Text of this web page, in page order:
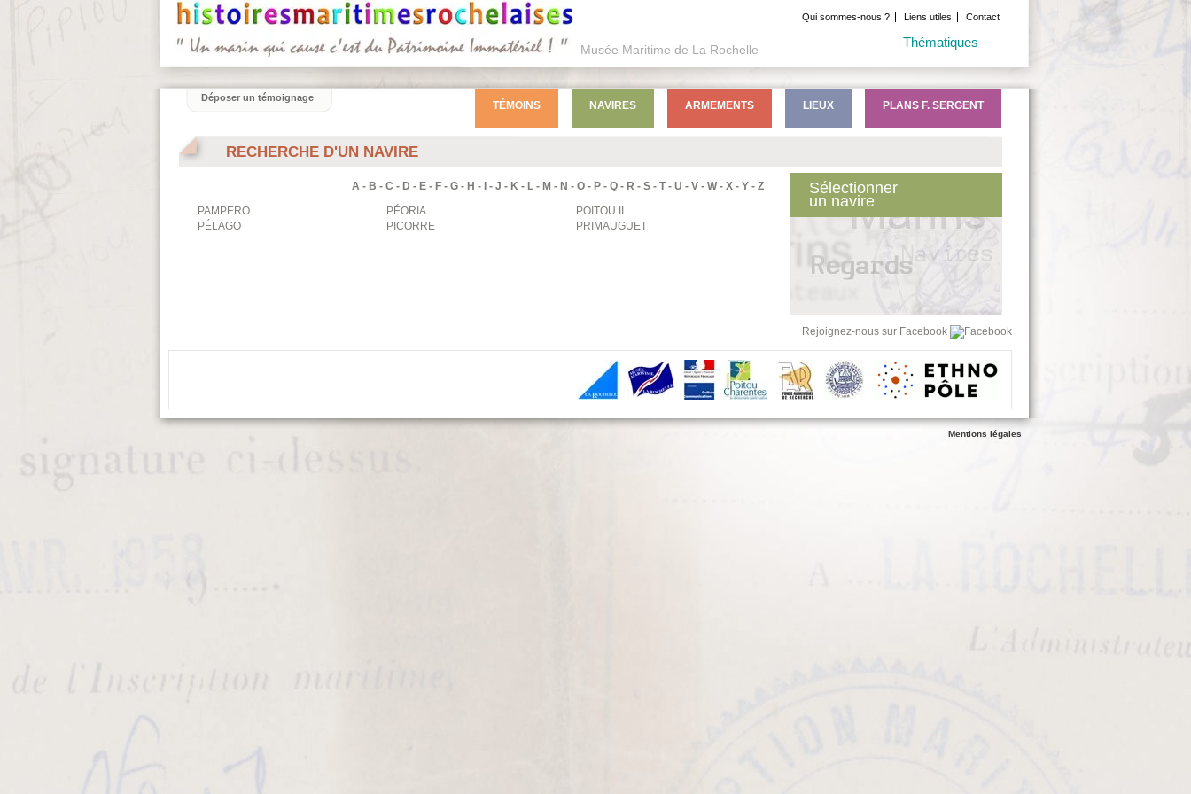
Musée Maritime de La Rochelle
Qui sommes-nous ? Liens utiles Contact
Thématiques
RECHERCHE D'UN NAVIRE
A- B - C - D - E- F- G- H - - J - K- L- M - N - O- P- Q- R - S- T- U - V- W- X- Y- Z Sélectionner
un navire
PAMPERO PÉORIA
POITOU II
PÉLAGO
PICORRE PRIMAUGUET
TÉMOINS NAVIRES ARMEMENTS LIEUX PLANS F. SERGENT
Déposer un témoignage
Rejoignez-nous sur Facebook
Mentions légales